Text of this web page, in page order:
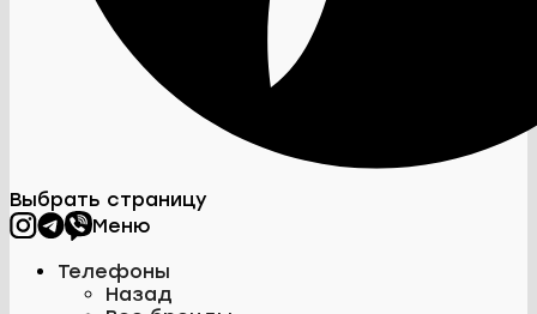
Выбрать страницу
Меню
Телефоны
Назад